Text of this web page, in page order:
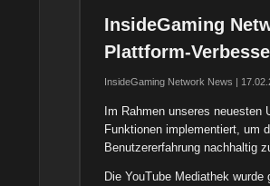
InsideGaming
Plattform-
InsideGaming Network News |
Im Rahmen unseres neuesten
Funktionen implementiert, um
Benutzererfahrung nachhaltig
Die YouTube Mediathek